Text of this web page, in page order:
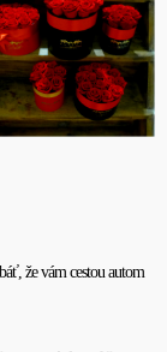
že vám cestou autom